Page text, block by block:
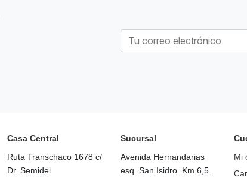
Casa Central
Ruta Transchaco 1678 c/
Dr. Semidei
Sucursal
Avenida Hernandarias
esq. San Isidro. Km 6,5.
Mi